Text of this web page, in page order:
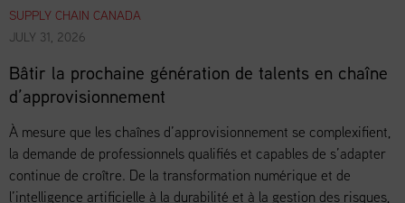
SUPPLY CHAIN CANADA
JULY 31, 2026
Bâtir la prochaine génération de talents en chaîne
d’approvisionnement
À mesure que les chaînes d’approvisionnement se complexifient,
la demande de professionnels qualifiés et capables de s’adapter
continue de croître. De la transformation numérique et de
l’intelligence artificielle à la durabilité et à la gestion des risques,